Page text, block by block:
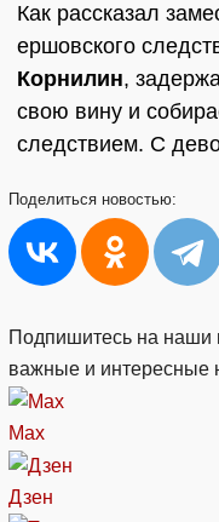
Как рассказал
ершовского
Корнилин,
свою вину и
следствием. С
Поделиться новостью:
Подпишитесь на наши
важные и интересные
Max
Дзен